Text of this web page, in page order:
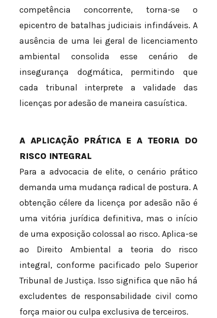
competência concorrente, torna-se o
epicentro de batalhas judiciais infindáveis. A
ausência de uma lei geral de licenciamento
ambiental consolida esse cenário de
insegurança dogmática, permitindo que
cada tribunal interprete a validade das
licenças por adesão de maneira casuística.
A APLICAÇÃO PRÁTICA E A TEORIA DO
RISCO INTEGRAL
Para a advocacia de elite, o cenário prático
demanda uma mudança radical de postura. A
obtenção célere da licença por adesão não é
uma vitória jurídica definitiva, mas o início
de uma exposição colossal ao risco. Aplica-se
ao Direito Ambiental a teoria do risco
integral, conforme pacificado pelo Superior
Tribunal de Justiça. Isso significa que não há
excludentes de responsabilidade civil como
força maior ou culpa exclusiva de terceiros.